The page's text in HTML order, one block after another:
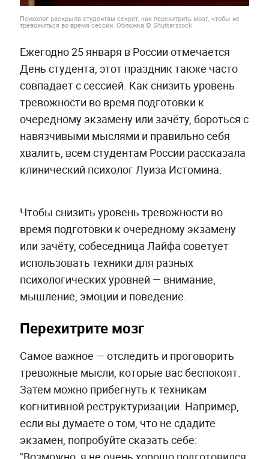
Психолог раскрыла студентам секрет, как перехитрить мозг, чтобы не
тревожиться во время сессии. Обложка © Shutterstock
Ежегодно 25 января в России отмечается
День студента, этот праздник также часто
совпадает с сессией. Как снизить уровень
тревожности во время подготовки к
очередному экзамену или зачёту, бороться с
навязчивыми мыслями и правильно себя
хвалить, всем студентам России рассказала
клинический психолог Луиза Истомина.
Чтобы снизить уровень тревожности во
время подготовки к очередному экзамену
или зачёту, собеседница Лайфа советует
использовать техники для разных
психологических уровней — внимание,
мышление, эмоции и поведение.
Перехитрите мозг
Самое важное — отследить и проговорить
тревожные мысли, которые вас беспокоят.
Затем можно прибегнуть к техникам
когнитивной реструктуризации. Например,
если вы думаете о том, что не сдадите
экзамен, попробуйте сказать себе: